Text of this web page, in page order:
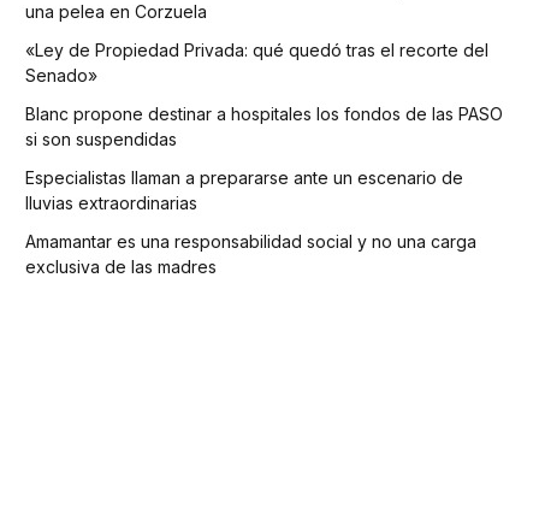
una pelea en Corzuela
«Ley de Propiedad Privada: qué quedó tras el recorte del
Senado»
Blanc propone destinar a hospitales los fondos de las PASO
si son suspendidas
Especialistas llaman a prepararse ante un escenario de
lluvias extraordinarias
Amamantar es una responsabilidad social y no una carga
exclusiva de las madres